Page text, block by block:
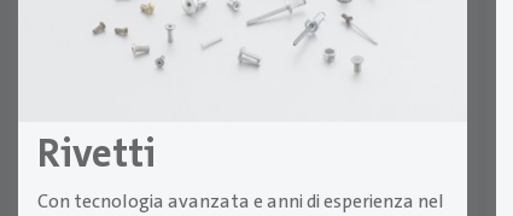
Rivetti
Con tecnologia avanzata e anni di esperienza nel